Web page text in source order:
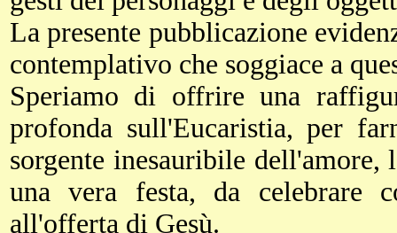
La presente pubblicazione
contemplativo che soggiace a
Speriamo di offrire una
profonda sull'Eucaristia, per
sorgente inesauribile
una vera festa, da celebrare
all'offerta di Gesù.